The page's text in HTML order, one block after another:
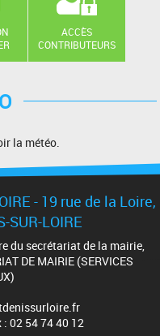
ACCÈS
CONTRIBUTEURS
la météo.
- 19 rue de la Loire,
SUR-LOIRE
du secrétariat de la mairie,
DE MAIRIE (SERVICES
: 02 54 74 40 12